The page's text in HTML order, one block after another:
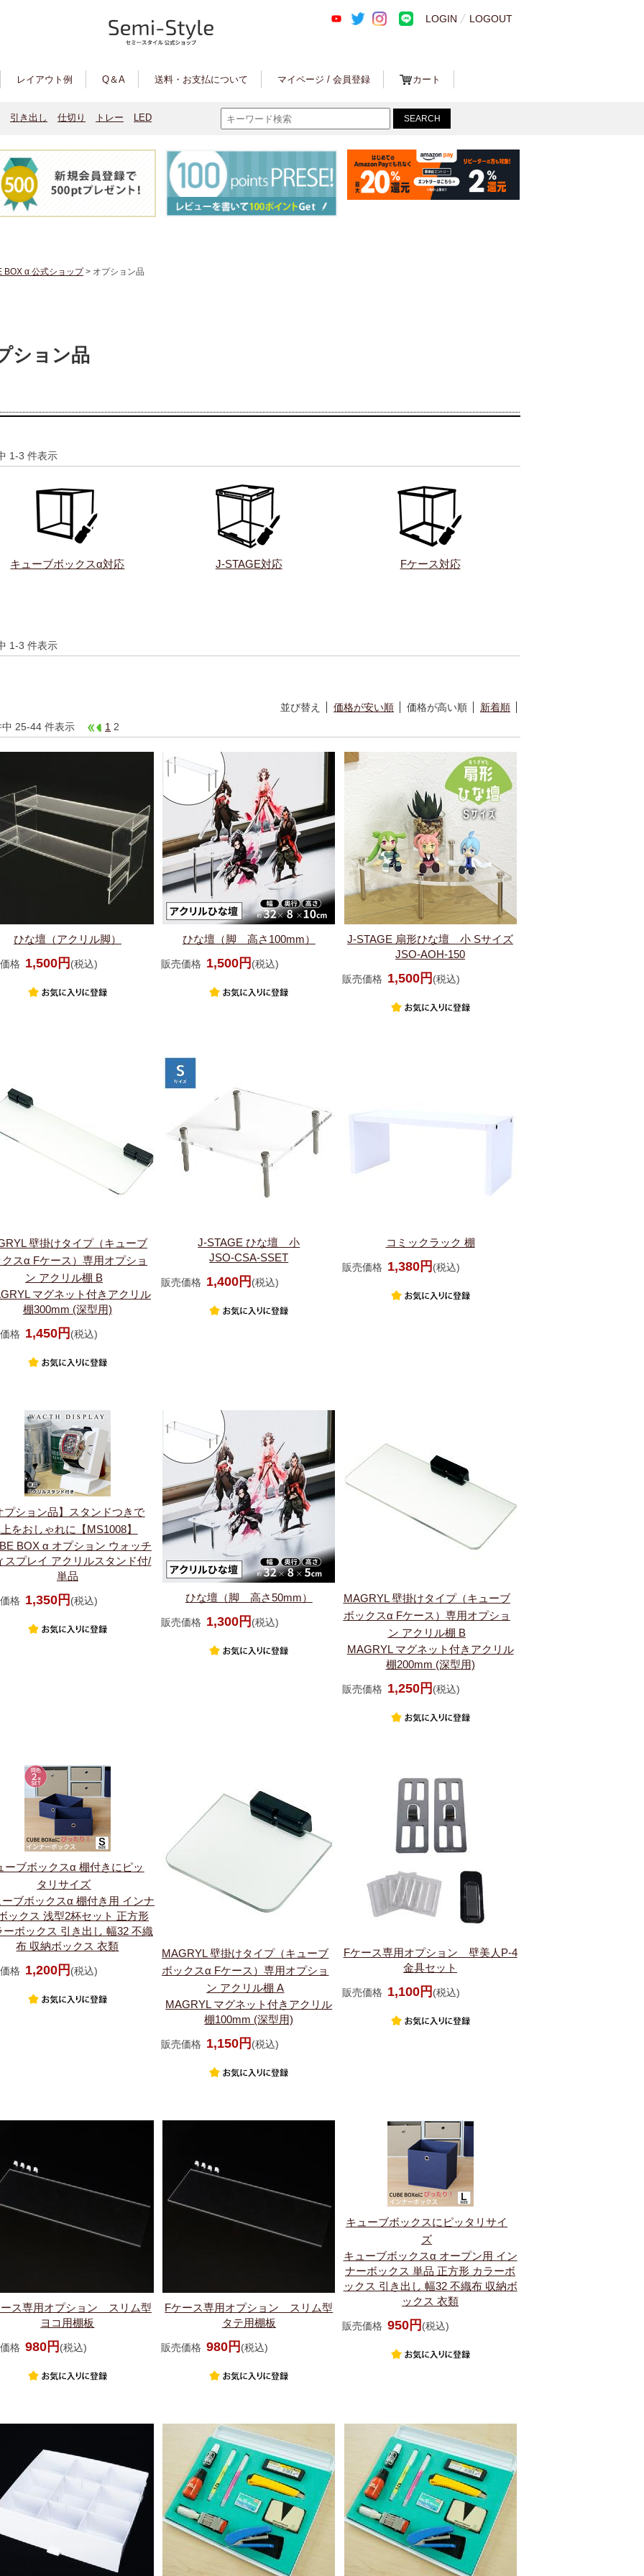
LOGIN LOGOUT
レイアウト例 Q＆A 送料・お支払について マイページ / 会員登録 カート
引き出し 仕切り トレー LED
BOX α 公式ショップ> オプション品
ション品
1-3 件表示
キューブボックスα対応 J-STAGE対応 Fケース対応
1-3 件表示
並び替え 価格が安い順 価格が高い順
新着順
中 25-44 件表示
1 2
ひな壇（アクリル脚）
格 1,500円 (税込)
ひな壇（脚 高さ100mm）
販売価格 1,500円 (税込)
J-STAGE 扇形ひな壇 小 Sサイズ
JSO-AOH-150
販売価格 1,500円 (税込)
壁掛けタイプ（キューブ
スα Fケース）専用オプショ
ン アクリル棚 B
マグネット付きアクリル
棚300mm (深型用)
格 1,450円 (税込)
J-STAGE ひな壇 小
JSO-CSA-SSET
販売価格 1,400円 (税込)
コミックラック 棚
販売価格 1,380円 (税込)
プション品】スタンドつきで
をおしゃれに【MS1008】
BOX α オプション ウォッチ
スプレイ アクリルスタンド付/
単品
格 1,350円 (税込) ひな壇（脚 高さ50mm）
販売価格 1,300円 (税込)
MAGRYL 壁掛けタイプ（キューブ
ボックスα Fケース）専用オプショ
ン アクリル棚 B
MAGRYL マグネット付きアクリル
棚200mm (深型用)
販売価格 1,250円 (税込)
ーブボックスα 棚付きにピッ
タリサイズ
ブボックスα 棚付き用 インナ
ックス 浅型2杯セット 正方形
ーボックス 引き出し 幅32 不織
布 収納ボックス 衣類
格 1,200円 (税込)
MAGRYL 壁掛けタイプ（キューブ
ボックスα Fケース）専用オプショ
ン アクリル棚 A
MAGRYL マグネット付きアクリル
棚100mm (深型用)
販売価格 1,150円 (税込)
Fケース専用オプション 壁美人P-4
金具セット
販売価格 1,100円 (税込)
ス専用オプション スリム型
ヨコ用棚板
格 980円 (税込)
Fケース専用オプション スリム型
タテ用棚板
販売価格 980円 (税込)
キューブボックスにピッタリサイ
ズ
キューブボックスα オープン用 イン
ナーボックス 単品 正方形 カラーボ
ックス 引き出し 幅32 不織布 収納ボ
ックス 衣類
販売価格 950円 (税込)